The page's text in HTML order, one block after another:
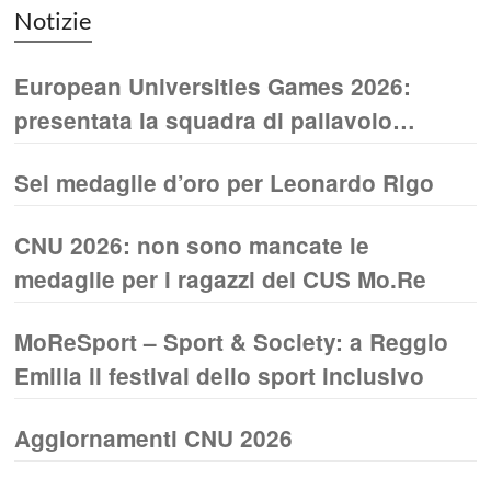
Notizie
European Universities Games 2026:
presentata la squadra di pallavolo
Sei medaglie d’oro per Leonardo Rigo
CNU 2026: non sono mancate le
medaglie per i ragazzi del CUS Mo.Re
MoReSport – Sport & Society: a Reggio
Emilia il festival dello sport inclusivo
Aggiornamenti CNU 2026